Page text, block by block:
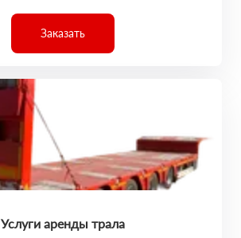
Заказать
Услуги аренды трала